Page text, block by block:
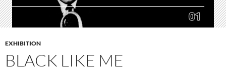
EXHIBITION
BLACK LIKE ME